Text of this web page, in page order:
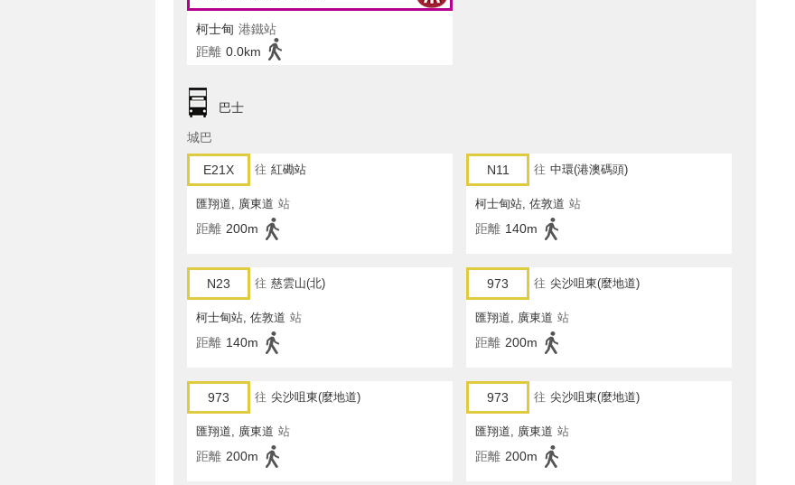
柯士甸 港鐵站
距離 0.0km
巴士
城巴
E21X 往 紅磡站
匯翔道, 廣東道 站
距離 200m
N11 往 中環(港澳碼頭)
柯士甸站, 佐敦道 站
距離 140m
N23 往 慈雲山(北)
柯士甸站, 佐敦道 站
距離 140m
973 往 尖沙咀東(麼地道)
匯翔道, 廣東道 站
距離 200m
973 往 尖沙咀東(麼地道)
匯翔道, 廣東道 站
距離 200m
973 往 尖沙咀東(麼地道)
匯翔道, 廣東道 站
距離 200m